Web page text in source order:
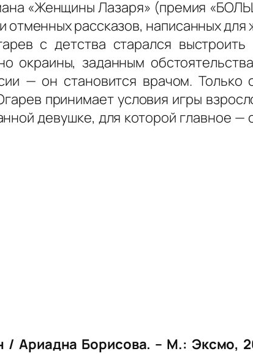
«Женщины Лазаря» (премия
рассказов, написанных
с детства старался
окраины, заданным
— он становится врачом. Только
принимает условия игры
девушке, для которой главное —
/ Ариадна Борисова. – М.: Эксмо,